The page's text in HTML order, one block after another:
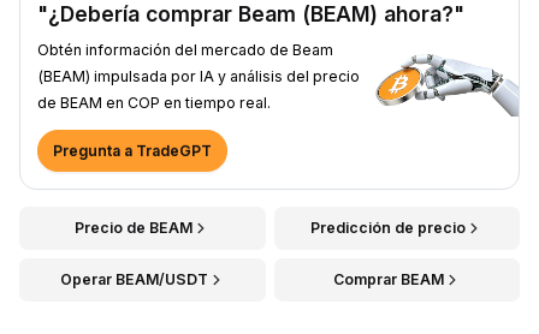
"¿Debería comprar Beam (BEAM) ahora?"
Obtén información del mercado de Beam
(BEAM) impulsada por IA y análisis del precio
de BEAM en COP en tiempo real.
Pregunta a TradeGPT
Precio de BEAM Predicción de precio
Operar BEAM/USDT Comprar BEAM